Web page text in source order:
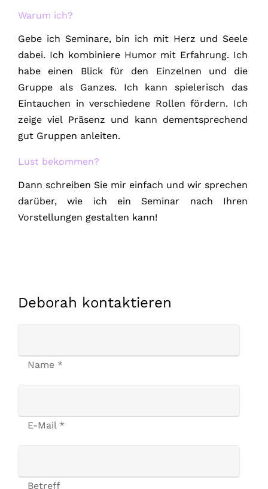
Warum ich?
Gebe ich Seminare, bin ich mit Herz und Seele
dabei. Ich kombiniere Humor mit Erfahrung. Ich
habe einen Blick für den Einzelnen und die
Gruppe als Ganzes. Ich kann spielerisch das
Eintauchen in verschiedene Rollen fördern. Ich
zeige viel Präsenz und kann dementsprechend
gut Gruppen anleiten.
Lust bekommen?
Dann schreiben Sie mir einfach und wir sprechen
darüber, wie ich ein Seminar nach Ihren
Vorstellungen gestalten kann!
Deborah kontaktieren
Name *
E-Mail *
Betreff